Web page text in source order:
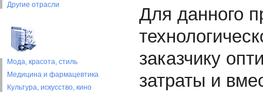
Другие отрасли
Мода, красота, стиль
Медицина и фармацевтика
Культура, искусство, кино
Для данного
заказчику
затраты и